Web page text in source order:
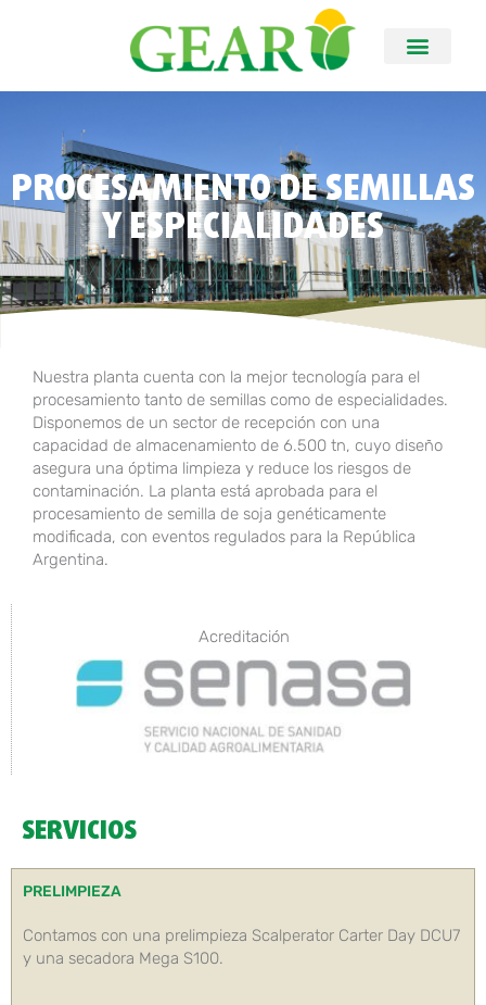
PROCESAMIENTO DE SEMILLAS
Y ESPECIALIDADES
Nuestra planta cuenta con la mejor tecnología para el
procesamiento tanto de semillas como de especialidades.
Disponemos de un sector de recepción con una
capacidad de almacenamiento de 6.500 tn, cuyo diseño
asegura una óptima limpieza y reduce los riesgos de
contaminación. La planta está aprobada para el
procesamiento de semilla de soja genéticamente
modificada, con eventos regulados para la República
Argentina.
Acreditación
SERVICIOS
PRELIMPIEZA
Contamos con una prelimpieza Scalperator Carter Day DCU7
y una secadora Mega S100.